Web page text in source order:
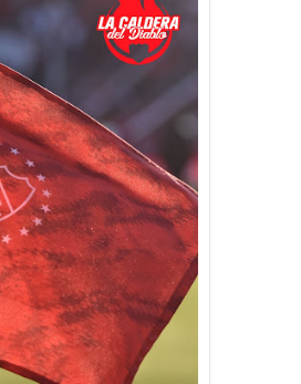
siete
Jul
2026
Los planteles del
24